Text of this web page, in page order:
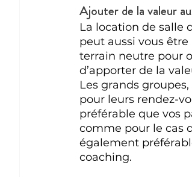
Ajouter de la valeur
La location de salle
peut aussi vous
terrain neutre pour
d’apporter de la
Les grands
pour leurs rendez-
préférable que vos
comme pour le cas
également
coaching.